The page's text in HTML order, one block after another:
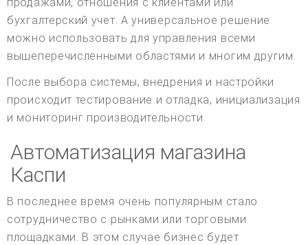
бухгалтерский учет. А универсальное решение
можно использовать для управления всеми
вышеперечисленными областями и многим другим.
После выбора системы, внедрения и настройки
происходит тестирование и отладка, инициализация
и мониторинг производительности.
Автоматизация магазина
Каспи
В последнее время очень популярным стало
сотрудничество с рынками или торговыми
площадками. В этом случае бизнес будет